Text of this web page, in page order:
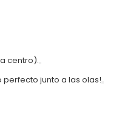
centro).
junto a las olas!